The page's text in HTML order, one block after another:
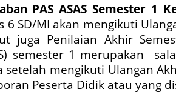
PAS ASAS Semester 1
6 SD/MI akan mengikuti
juga Penilaian Akhir
semester 1 merupakan
setelah mengikuti Ulangan
Peserta Didik atau yang